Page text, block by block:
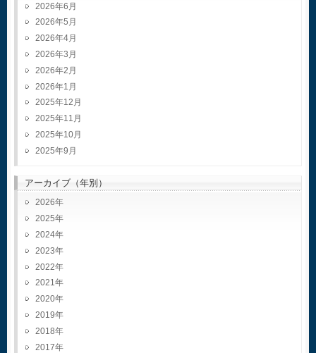
2026年6月
2026年5月
2026年4月
2026年3月
2026年2月
2026年1月
2025年12月
2025年11月
2025年10月
2025年9月
アーカイブ（年別）
2026
2025
2024
2023
2022
2021
2020
2019
2018
2017